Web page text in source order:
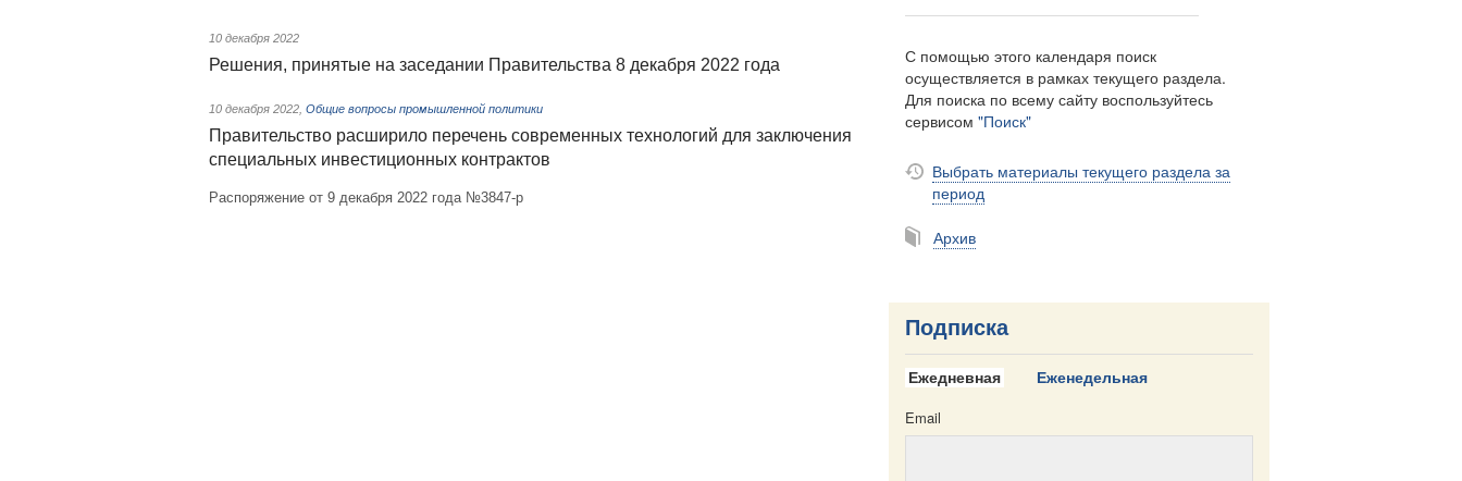
10 декабря 2022
Решения, принятые на заседании Правительства 8 декабря 2022 года
10 декабря 2022 Общие вопросы промышленной политики
Правительство расширило перечень современных технологий для заключения
специальных инвестиционных контрактов
Распоряжение от 9 декабря 2022 года №3847-р
С помощью этого календаря поиск
осуществляется в рамках текущего раздела.
Для поиска по всему сайту воспользуйтесь
сервисом "Поиск"
Выбрать материалы текущего раздела за
период
Архив
Подписка
Ежедневная Еженедельная
Email